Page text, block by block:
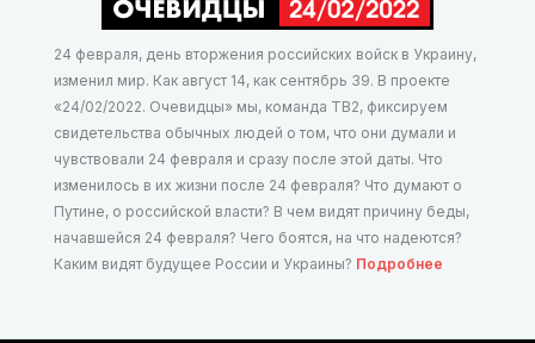
бесконечно»
24 февраля, день вторжения российских войск в Украину,
изменил мир. Как август 14, как сентябрь 39. В проекте
«24/02/2022. Очевидцы» мы, команда ТВ2, фиксируем
свидетельства обычных людей о том, что они думали и
чувствовали 24 февраля и сразу после этой даты. Что
изменилось в их жизни после 24 февраля? Что думают о
Путине, о российской власти? В чем видят причину беды,
начавшейся 24 февраля? Чего боятся, на что надеются?
Каким видят будущее России и Украины? Подробнее